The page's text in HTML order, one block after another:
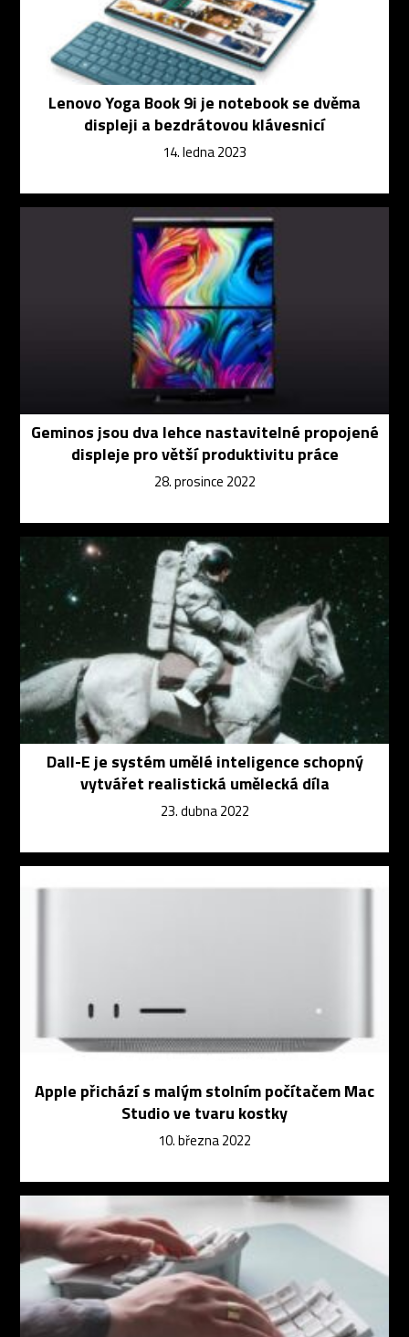
Lenovo Yoga Book 9i je notebook se dvěma
displeji a bezdrátovou klávesnicí
14. ledna 2023
Geminos jsou dva lehce nastavitelné propojené
displeje pro větší produktivitu práce
28. prosince 2022
Dall-E je systém umělé inteligence schopný
vytvářet realistická umělecká díla
23. dubna 2022
Apple přichází s malým stolním počítačem Mac
Studio ve tvaru kostky
10. března 2022